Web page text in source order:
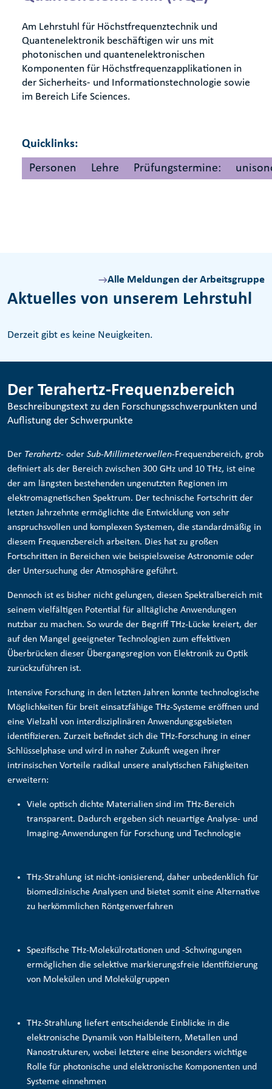
Am Lehrstuhl für Höchstfrequenztechnik und
Quantenelektronik beschäftigen wir uns mit
photonischen und quantenelektronischen
Komponenten für Höchstfrequenzapplikationen in
der Sicherheits- und Informationstechnologie sowie
im Bereich Life Sciences.
Quicklinks:
Personen
Lehre Prüfungstermine:
Aktuelles von unserem Lehrstuhl
Alle Meldungen der Arbeitsgruppe
Derzeit gibt es keine Neuigkeiten.
Der Terahertz-Frequenzbereich
Beschreibungstext zu den Forschungsschwerpunkten und
Auflistung der Schwerpunkte
Der Terahertz- oder Sub-Millimeterwellen-Frequenzbereich, grob
definiert als der Bereich zwischen 300 GHz und 10 THz, ist eine
der am längsten bestehenden ungenutzten Regionen im
elektromagnetischen Spektrum. Der technische Fortschritt der
letzten Jahrzehnte ermöglichte die Entwicklung von sehr
anspruchsvollen und komplexen Systemen, die standardmäßig in
diesem Frequenzbereich arbeiten. Dies hat zu großen
Fortschritten in Bereichen wie beispielsweise Astronomie oder
der Untersuchung der Atmosphäre geführt.
Dennoch ist es bisher nicht gelungen, diesen Spektralbereich mit
seinem vielfältigen Potential für alltägliche Anwendungen
nutzbar zu machen. So wurde der Begriff THz-Lücke kreiert, der
auf den Mangel geeigneter Technologien zum effektiven
Überbrücken dieser Übergangsregion von Elektronik zu Optik
zurückzuführen ist.
Intensive Forschung in den letzten Jahren konnte technologische
Möglichkeiten für breit einsatzfähige THz-Systeme eröffnen und
eine Vielzahl von interdisziplinären Anwendungsgebieten
identifizieren. Zurzeit befindet sich die THz-Forschung in einer
Schlüsselphase und wird in naher Zukunft wegen ihrer
intrinsischen Vorteile radikal unsere analytischen Fähigkeiten
erweitern:
Viele optisch dichte Materialien sind im THz-Bereich
transparent. Dadurch ergeben sich neuartige Analyse- und
Imaging-Anwendungen für Forschung und Technologie
THz-Strahlung ist nicht-ionisierend, daher unbedenklich für
biomedizinische Analysen und bietet somit eine Alternative
zu herkömmlichen Röntgenverfahren
Spezifische THz-Molekülrotationen und -Schwingungen
ermöglichen die selektive markierungsfreie Identifizierung
von Molekülen und Molekülgruppen
THz-Strahlung liefert entscheidende Einblicke in die
elektronische Dynamik von Halbleitern, Metallen und
Nanostrukturen, wobei letztere eine besonders wichtige
Rolle für photonische und elektronische Komponenten und
Systeme einnehmen